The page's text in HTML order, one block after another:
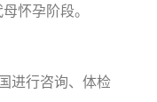
怀孕阶段。
进行咨询、体检